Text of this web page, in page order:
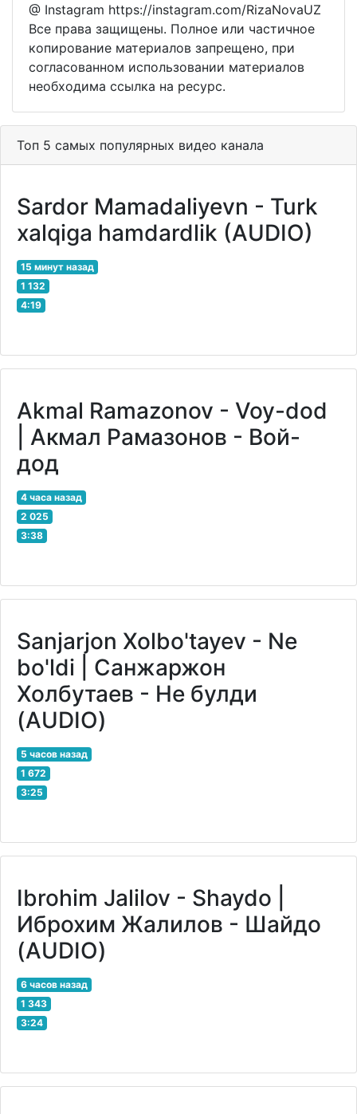
@ Instagram https://instagram.com/RizaNovaUZ​​​
Все права защищены. Полное или частичное
копирование материалов запрещено, при
согласованном использовании материалов
необходима ссылка на ресурс.
Топ 5 самых популярных видео канала
Sardor Mamadaliyevn - Turk
xalqiga hamdardlik (AUDIO)
15 минут назад
1 132
4:19
Akmal Ramazonov - Voy-dod
| Акмал Рамазонов - Вой-
дод
4 часа назад
2 025
3:38
Sanjarjon Xolbo'tayev - Ne
bo'ldi | Санжаржон
Холбутаев - Не булди
(AUDIO)
5 часов назад
1 672
3:25
Ibrohim Jalilov - Shaydo |
Иброхим Жалилов - Шайдо
(AUDIO)
6 часов назад
1 343
3:24